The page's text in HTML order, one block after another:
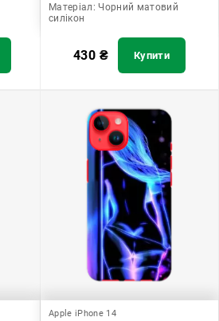
Матеріал: Чорний матовий
силікон
430 ₴ Купити
Apple iPhone 14